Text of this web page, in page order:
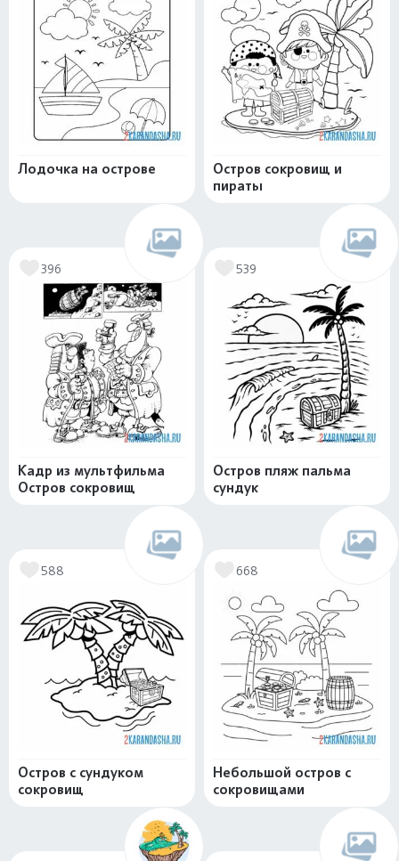
Лодочка на острове
Остров сокровищ и
пираты
396
Кадр из мультфильма
Остров сокровищ
539
Остров пляж пальма
сундук
588
Остров с сундуком
сокровищ
668
Небольшой остров с
сокровищами